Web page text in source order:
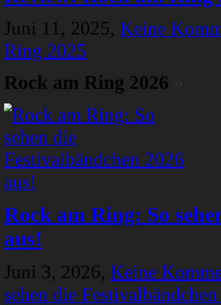
Juni 11, 2025, Keine
Ring 2025
Rock am Ring 2026
Rock am Ring: So
aus!
Juni 3, 2026, Keine
sehen die